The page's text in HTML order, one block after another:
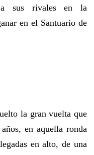
a sus rivales en la
en el Santuario de
la gran vuelta que
en aquella ronda
en alto, de una